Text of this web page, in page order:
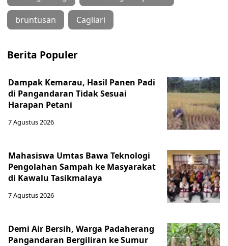
bruntusan Cagliari
Berita Populer
Dampak Kemarau, Hasil Panen Padi
di Pangandaran Tidak Sesuai
Harapan Petani
7 Agustus 2026
Mahasiswa Umtas Bawa Teknologi
Pengolahan Sampah ke Masyarakat
di Kawalu Tasikmalaya
7 Agustus 2026
Demi Air Bersih, Warga Padaherang
Pangandaran Bergiliran ke Sumur